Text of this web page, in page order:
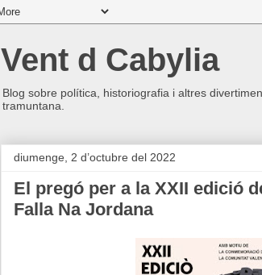
Vent d Cabylia
Blog sobre política, historiografia i altres
tramuntana.
diumenge, 2 d’octubre del 2022
El pregó per a la XXII edició
Falla Na Jordana